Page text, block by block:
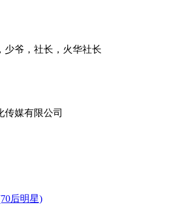
少爷，社长，火华社长
传媒有限公司
后明星)